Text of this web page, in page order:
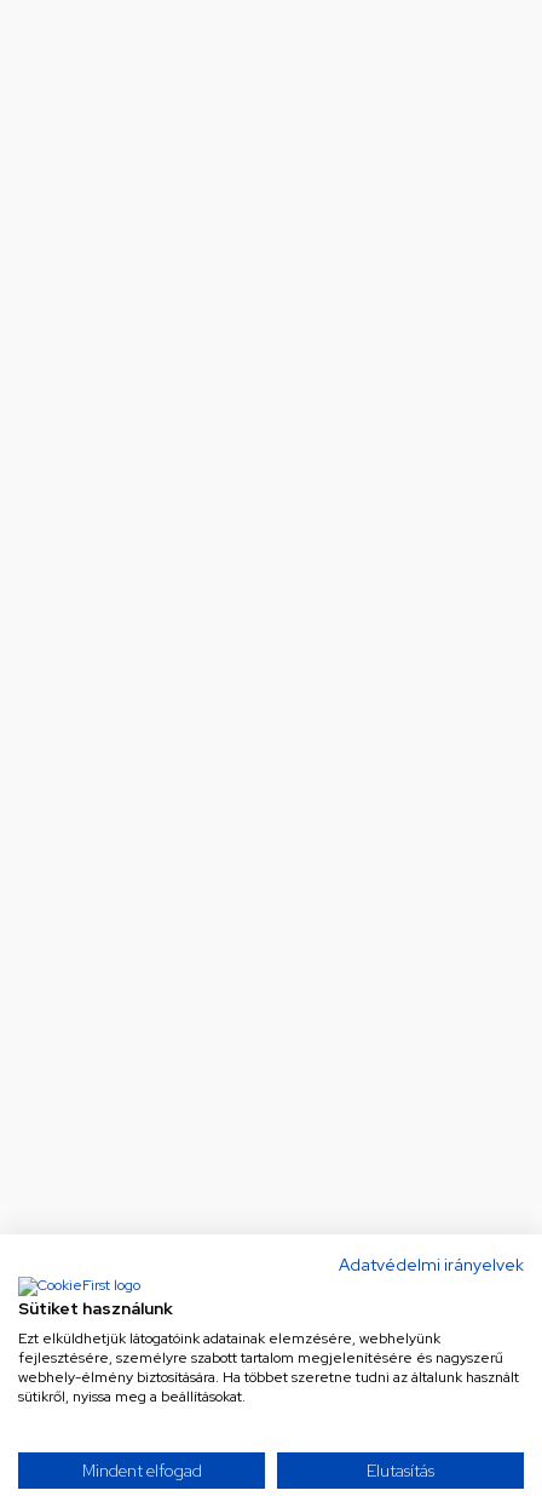
Adatvédelmi irányelvek
Sütiket használunk
Ezt elküldhetjük látogatóink adatainak elemzésére, webhelyünk
fejlesztésére, személyre szabott tartalom megjelenítésére és nagyszerű
webhely-élmény biztosítására. Ha többet szeretne tudni az általunk használt
sütikről, nyissa meg a beállításokat.
Mindent elfogad Elutasítás